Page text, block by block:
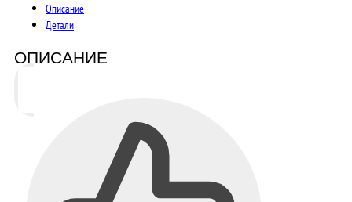
Описание
Детали
ОПИСАНИЕ